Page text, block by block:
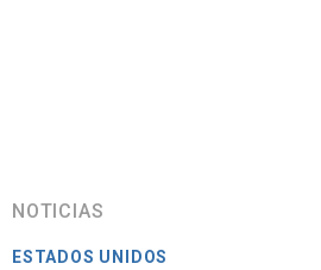
NOTICIAS
ESTADOS UNIDOS